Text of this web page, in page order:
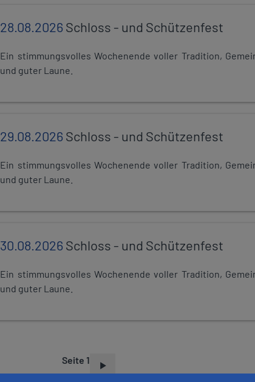
28.08.2026Schloss - und Schützenfest
Ein stimmungsvolles Wochenende voller Tradition,
und guter Laune.
29.08.2026Schloss - und Schützenfest
Ein stimmungsvolles Wochenende voller Tradition,
und guter Laune.
30.08.2026Schloss - und Schützenfest
Ein stimmungsvolles Wochenende voller Tradition,
und guter Laune.
Seite 1